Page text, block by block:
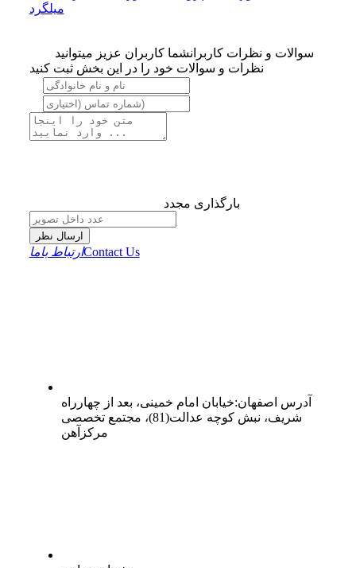
میلگرد
سوالات و نظرات کاربرانشما کاربران عزیز میتوانید
نظرات و سوالات خود را در این بخش ثبت کنید
بارگذاری مجدد
ارسال نظر
ارتباط باماContact Us
آدرس اصفهان:خیابان امام خمینی، بعد از چهارراه
شریف، نبش کوچه عدالت(81)، مجتمع تخصصی
مرکزآهن